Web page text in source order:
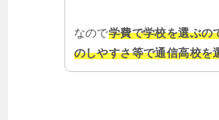
なので学費で学校を選ぶの
のしやすさ等で通信高校を